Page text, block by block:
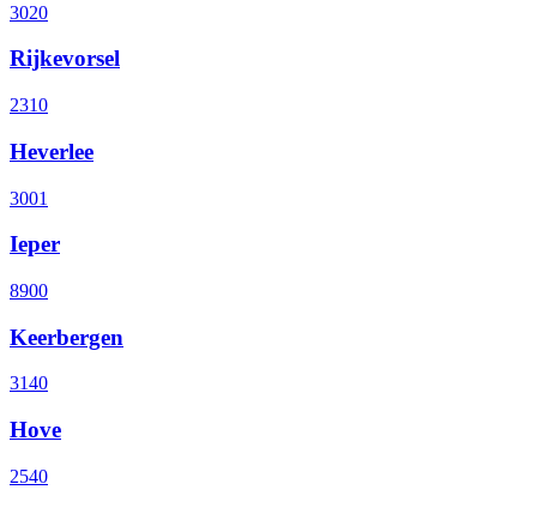
3020
Rijkevorsel
2310
Heverlee
3001
Ieper
8900
Keerbergen
3140
Hove
2540